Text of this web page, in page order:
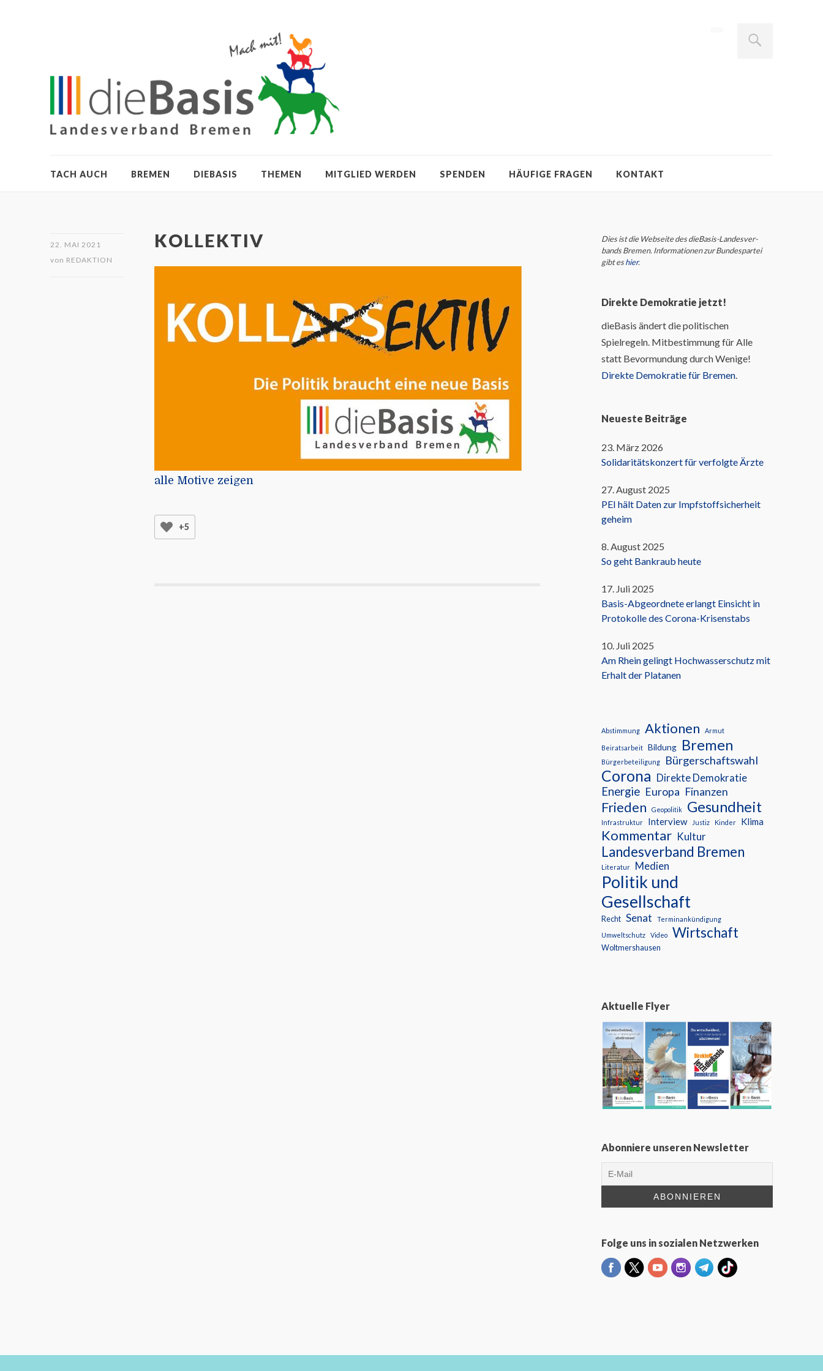
TACH AUCH BREMEN DIEBASIS THEMEN MITGLIED WERDEN SPENDEN HÄUFIGE FRAGEN KONTAKT
22. MAI 2021
von REDAKTION
KOLLEKTIV
alle Motive zeigen
+5
Dies ist die Webseite des dieBasis-Landes­ver­
bands Bremen. Infor­ma­tio­nen zur Bun­des­partei
gibt eshier.
Direkte Demokratie jetzt!
dieBasis ändert die politischen
Spielregeln. Mitbestimmung für Alle
statt Bevormundung durch Wenige!
Direkte Demokratie für Bremen.
Neueste Beiträge
23. März 2026
Solidaritätskonzert für verfolgte Ärzte
27. August 2025
PEI hält Daten zur Impfstoffsicherheit
geheim
8. August 2025
So geht Bankraub heute
17. Juli 2025
Basis-Abgeordnete erlangt Einsicht in
Protokolle des Corona-Krisenstabs
10. Juli 2025
Am Rhein gelingt Hochwasserschutz mit
Erhalt der Platanen
Abstimmung Aktionen Armut
Beiratsarbeit Bildung Bremen
Bürgerbeteiligung Bürgerschaftswahl
Corona Direkte Demokratie
Energie Europa Finanzen
Frieden Geopolitik Gesundheit
Infrastruktur Interview Justiz Kinder Klima
Kommentar Kultur
Landesverband Bremen
Literatur Medien
Politik und
Gesellschaft
Recht Senat
Terminankündigung
Umweltschutz
Video Wirtschaft
Woltmershausen
Aktuelle Flyer
Abonniere unseren Newsletter
Folge uns in sozialen Netzwerken